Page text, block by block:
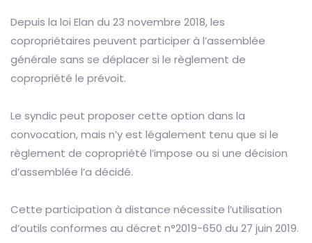
Depuis la loi Elan du 23 novembre 2018, les
copropriétaires peuvent participer à l’assemblée
générale sans se déplacer si le règlement de
copropriété le prévoit.
Le syndic peut proposer cette option dans la
convocation, mais n’y est légalement tenu que si le
règlement de copropriété l’impose ou si une décision
d’assemblée l’a décidé.
Cette participation à distance nécessite l’utilisation
d’outils conformes au décret n°2019-650 du 27 juin 2019.